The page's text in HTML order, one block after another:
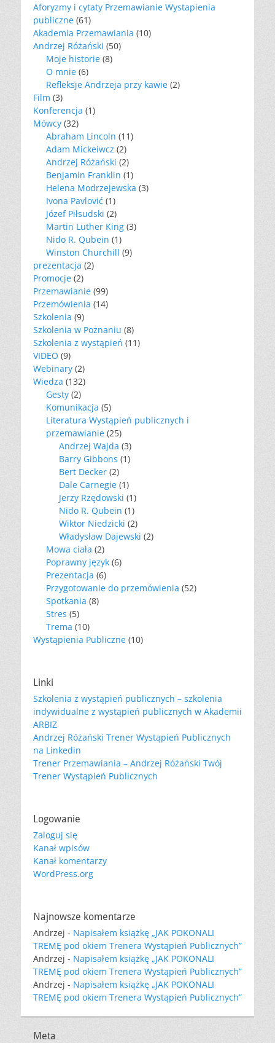
Aforyzmy i cytaty Przemawianie Wystapienia
publiczne (61)
Akademia Przemawiania (10)
Andrzej Różański (50)
Moje historie (8)
O mnie (6)
Refleksje Andrzeja przy kawie (2)
Film (3)
Konferencja (1)
Mówcy (32)
Abraham Lincoln (11)
Adam Mickeiwcz (2)
Andrzej Różański (2)
Benjamin Franklin (1)
Helena Modrzejewska (3)
Ivona Pavlović (1)
Józef Piłsudski (2)
Martin Luther King (3)
Nido R. Qubein (1)
Winston Churchill (9)
prezentacja (2)
Promocje (2)
Przemawianie (99)
Przemówienia (14)
Szkolenia (9)
Szkolenia w Poznaniu (8)
Szkolenia z wystąpień (11)
VIDEO (9)
Webinary (2)
Wiedza (132)
Gesty (2)
Komunikacja (5)
Literatura Wystąpień publicznych i
przemawianie (25)
Andrzej Wajda (3)
Barry Gibbons (1)
Bert Decker (2)
Dale Carnegie (1)
Jerzy Rzędowski (1)
Nido R. Qubein (1)
Wiktor Niedzicki (2)
Władysław Dajewski (2)
Mowa ciała (2)
Poprawny język (6)
Prezentacja (6)
Przygotowanie do przemówienia (52)
Spotkania (8)
Stres (5)
Trema (10)
Wystąpienia Publiczne (10)
Linki
Szkolenia z wystąpień publicznych – szkolenia
indywidualne z wystąpień publicznych w Akademii
ARBIZ
Andrzej Różański Trener Wystąpień Publicznych
na Linkedin
Trener Przemawiania – Andrzej Różański Twój
Trener Wystąpień Publicznych
Logowanie
Zaloguj się
Kanał wpisów
Kanał komentarzy
WordPress.org
Najnowsze komentarze
Andrzej - Napisałem książkę „JAK POKONALI
TREMĘ pod okiem Trenera Wystąpień Publicznych”
Andrzej - Napisałem książkę „JAK POKONALI
TREMĘ pod okiem Trenera Wystąpień Publicznych”
Andrzej - Napisałem książkę „JAK POKONALI
TREMĘ pod okiem Trenera Wystąpień Publicznych”
Meta